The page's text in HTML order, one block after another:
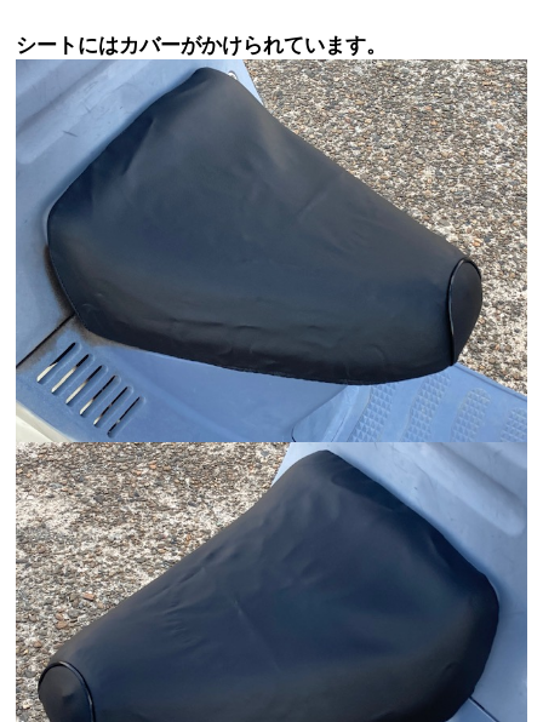
シートにはカバーがかけられています。